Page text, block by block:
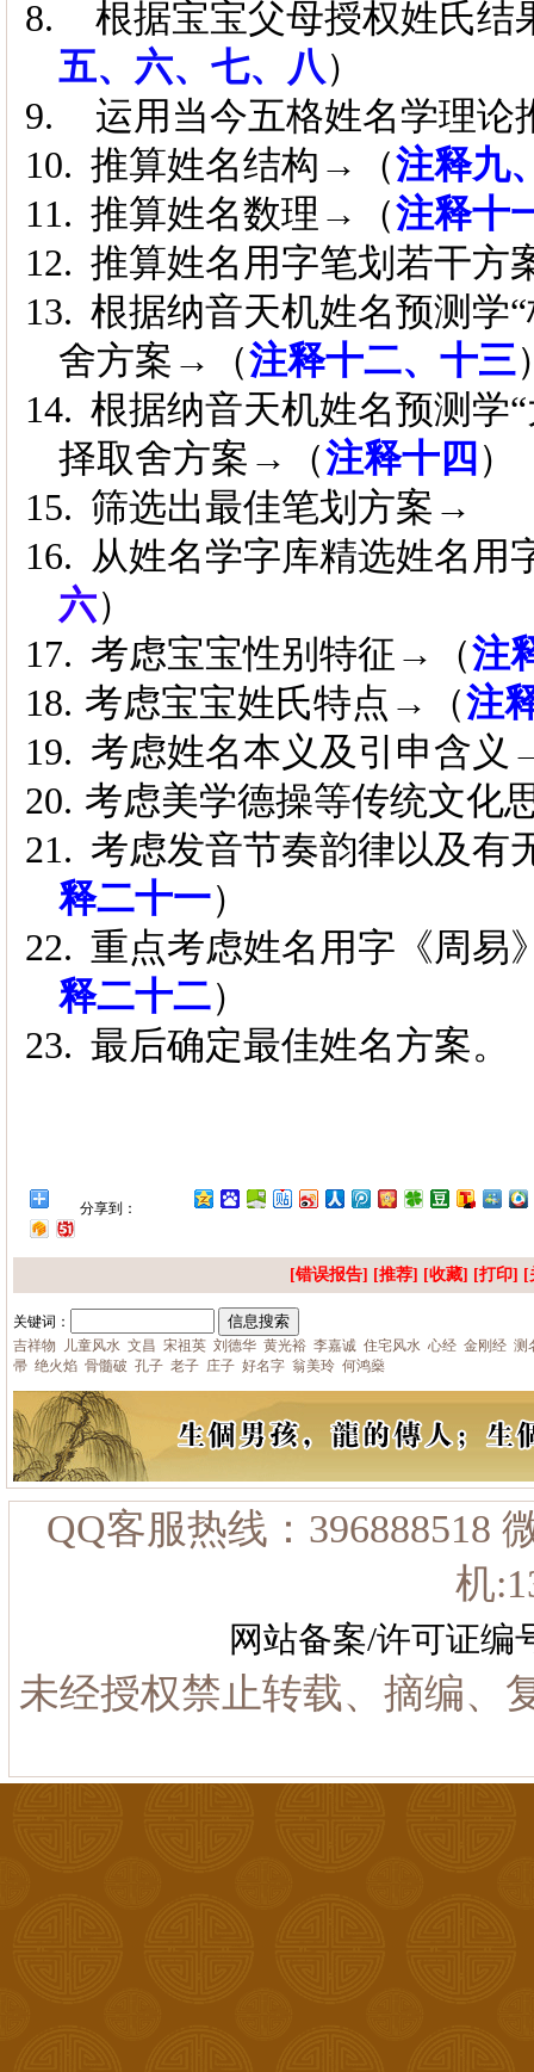
8.
根据宝宝父母授权姓氏
五、六、七、八）
9.
运用当今五格姓名学理
10. 推算姓名结构→ （注释九
11. 推算姓名数理→ （注释十
12. 推算姓名用字笔划若干方
13. 根据纳音天机姓名预测学
舍方案→
（注释十二、十三
14. 根据纳音天机姓名预测学
择取舍方案→
（注释十四 ）
15. 筛选出最佳笔划方案→
16. 从姓名学字库精选姓名
六）
17. 考虑宝宝性别特征 → （注
18. 考虑宝宝姓氏特点 → （注
19. 考虑姓名本义及引申含义
20. 考虑美学德操等传统文化
21. 考虑发音节奏韵律以及有
释二十一）
22. 重点考虑姓名用字《周
释二十二）
23. 最后确定最佳姓名方案。
分享到：
[错误报告] [推荐] [收藏] [打印] [
关键词：
吉祥物
儿童风水 文昌 宋祖英 刘德华 黄光裕 李嘉诚 住宅风水 心经 金刚经 测
帚 绝火焰 骨髓破 孔子 老子 庄子 好名字 翁美玲 何鸿燊
QQ客服热线：396888518
机
网站备案/许可证编
未经授权禁止转载、摘编、